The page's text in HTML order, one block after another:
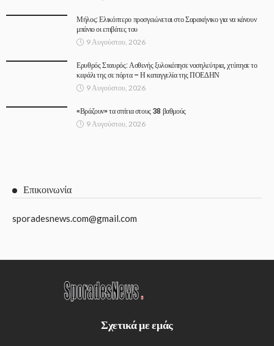
Μήλος: Ελικόπτερο προσγειώνεται στο Σαρακήνικο για να κάνουν
μπάνιο οι επιβάτες του
9 Αυγούστου, 2026
Ερυθρός Σταυρός: Ασθενής ξυλοκόπησε νοσηλεύτρια, χτύπησε το
κεφάλι της σε πόρτα – Η καταγγελία της ΠΟΕΔΗΝ
9 Αυγούστου, 2026
«Βράζουν» τα σπίτια στους 38 βαθμούς
9 Αυγούστου, 2026
Επικοινωνία
sporadesnews.com@gmail.com
Σχετικά με εμάς